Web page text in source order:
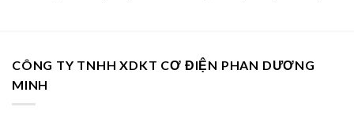
CÔNG TY TNHH XDKT CƠ ĐIỆN PHAN DƯƠNG
MINH